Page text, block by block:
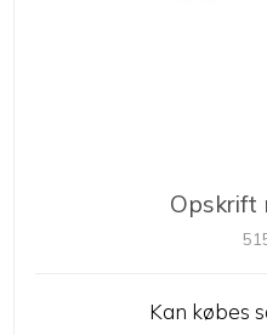
Opskrift
Kan købes